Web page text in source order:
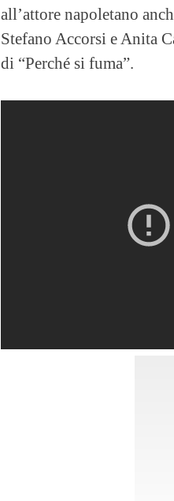
all’attore napoletano
Stefano Accorsi e Anita
di “Perché si fuma”.